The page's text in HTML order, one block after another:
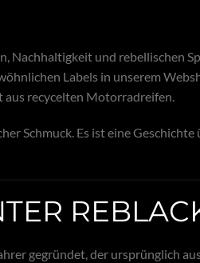
Nachhaltigkeit und rebellischen
Labels in unserem
recycelten Motorradreifen.
Schmuck. Es ist eine
gegründet, der ursprünglich